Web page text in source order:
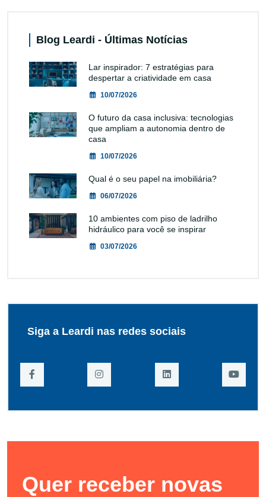
Blog Leardi - Últimas Notícias
Lar inspirador: 7 estratégias para
despertar a criatividade em casa
10/07/2026
O futuro da casa inclusiva: tecnologias
que ampliam a autonomia dentro de
casa
10/07/2026
Qual é o seu papel na imobiliária?
06/07/2026
10 ambientes com piso de ladrilho
hidráulico para você se inspirar
03/07/2026
Siga a Leardi nas redes sociais
Quer receber novas